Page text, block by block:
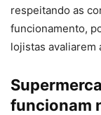
respeitando as
funcionamento,
lojistas avaliarem
funcionam